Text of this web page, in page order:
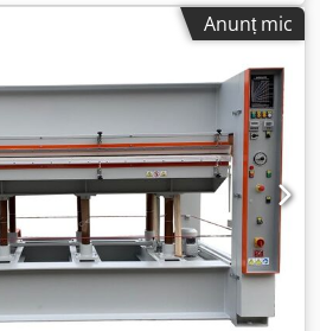
CU PLATANE CALDE, MODEL
- DESCĂRCĂTOR CU ROLE LIBERE,
mm Dimensiuni platane presă:
hidraulici de presare: Nr. 6, Ø 70
de presare a platanului: 70 tone.
Anunț mic